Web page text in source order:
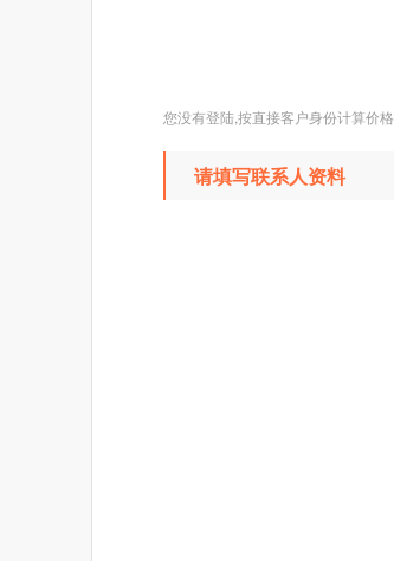
您没有登陆,按直接客户身份计算价格
请填写联系人资料